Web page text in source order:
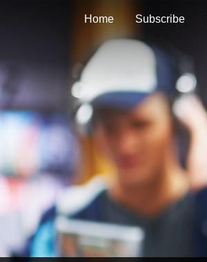
Home Subscribe